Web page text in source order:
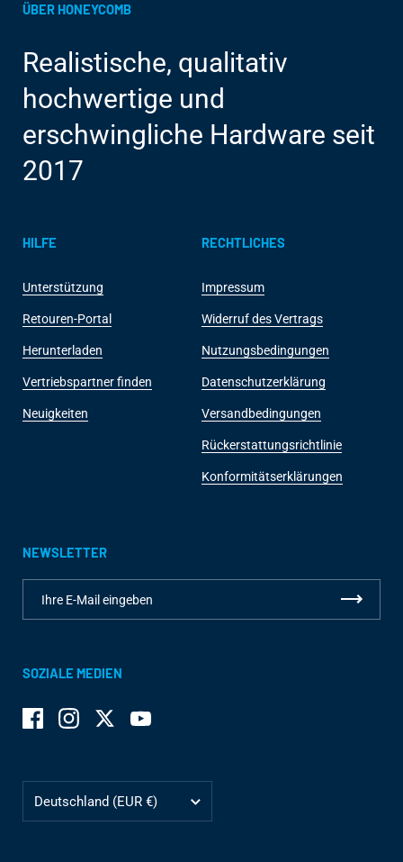
ÜBER HONEYCOMB
Realistische, qualitativ
hochwertige und
erschwingliche Hardware seit
2017
HILFE
Unterstützung
Retouren-Portal
Herunterladen
Vertriebspartner finden
Neuigkeiten
RECHTLICHES
Impressum
Widerruf des Vertrags
Nutzungsbedingungen
Datenschutzerklärung
Versandbedingungen
Rückerstattungsrichtlinie
Konformitätserklärungen
NEWSLETTER
SOZIALE MEDIEN
FacebookInstagramTwitterYouTube
Deutschland (EUR €)